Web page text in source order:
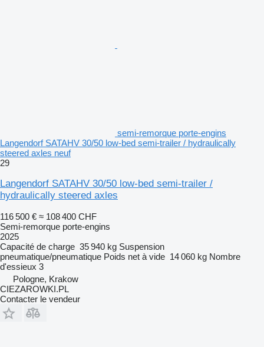
semi-remorque porte-engins
Langendorf SATAHV 30/50 low-bed semi-trailer / hydraulically
steered axles neuf
29
Langendorf SATAHV 30/50 low-bed semi-trailer /
hydraulically steered axles
116 500 € ≈ 108 400 CHF
Semi-remorque porte-engins
2025
Capacité de charge 35 940 kg Suspension
pneumatique/pneumatique Poids net à vide 14 060 kg Nombre
d'essieux 3
Pologne, Krakow
CIEZAROWKI.PL
Contacter le vendeur